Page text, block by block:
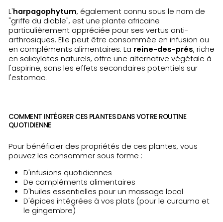
L'harpagophytum, également connu sous le nom de
"griffe du diable", est une plante africaine
particulièrement appréciée pour ses vertus anti-
arthrosiques. Elle peut être consommée en infusion ou
en compléments alimentaires. La reine-des-prés, riche
en salicylates naturels, offre une alternative végétale à
l'aspirine, sans les effets secondaires potentiels sur
l'estomac.
COMMENT INTÉGRER CES PLANTES DANS VOTRE ROUTINE
QUOTIDIENNE
Pour bénéficier des propriétés de ces plantes, vous
pouvez les consommer sous forme :
D'infusions quotidiennes
De compléments alimentaires
D'huiles essentielles pour un massage local
D'épices intégrées à vos plats (pour le curcuma et
le gingembre)